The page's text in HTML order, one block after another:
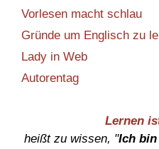
Vorlesen macht schlau
Gründe um Englisch zu
Lady in Web
Autorentag
Lernen
heißt zu wissen, "Ich